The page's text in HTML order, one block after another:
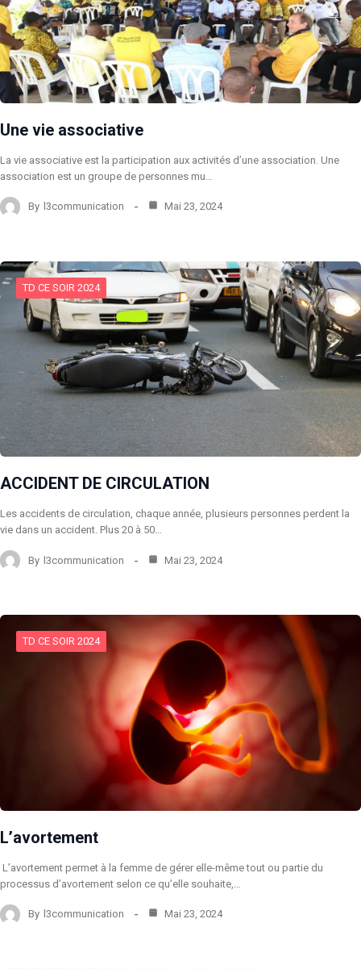
Une vie associative
La vie associative est la participation aux activités d’une association. Une
association est un groupe de personnes mu…
By l3communication Mai 23, 2024
TD CE SOIR 2024
ACCIDENT DE CIRCULATION
Les accidents de circulation, chaque année, plusieurs personnes perdent la
vie dans un accident. Plus 20 à 50…
By l3communication Mai 23, 2024
TD CE SOIR 2024
L’avortement
L’avortement permet à la femme de gérer elle-même tout ou partie du
processus d’avortement selon ce qu’elle souhaite,…
By l3communication Mai 23, 2024